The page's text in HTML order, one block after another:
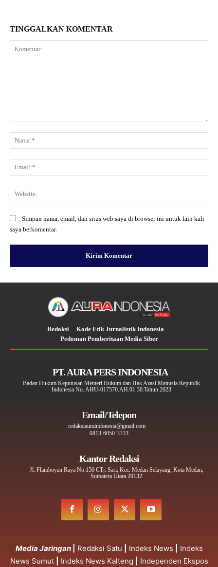
TINGGALKAN KOMENTAR
Simpan nama, email, dan situs web saya di browser ini untuk lain kali
saya berkomentar.
Redaksi
Kode Etik Jurnalistik Indonesia
Pedoman Pemberitaan Media Siber
PT. AURA PERS INDONESIA
Badan Hukum Keputusan Menteri Hukum dan Hak Azasi Manusia Republik
Indonesia No. AHU-017570.AH.01.30.Tahun 2023
Email/Telepon
redaksiauraindonesia@gmail.com
0813-6050-3333
Kantor Redaksi
Jl. Flamboyan Raya No.150 CTj. Sari, Kec. Medan Selayang, Kota Medan,
Sumatera Utara 20132
Media Jaringan Redaksi Satu Indeks News
Indeks
News Sumut
Indeks News Kalteng Independen Ekspos